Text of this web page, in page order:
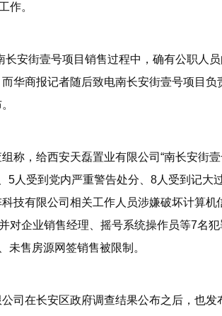
作。
安街壹号项目销售过程中，确有公职人员
华商报记者随后致电南长安街壹号项目
，给西安天磊置业有限公司“南长安街壹
5人受到党内严重警告处分、8人受到记大
技有限公司相关工作人员涉嫌破坏计算
对企业销售经理、摇号系统操作员等7名
未售房源网签销售被限制。
在长安区政府调查结果公布之后，也发